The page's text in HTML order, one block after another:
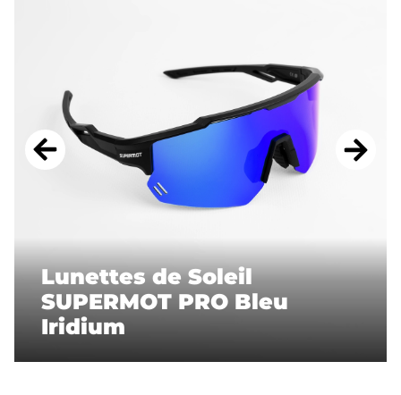
STICKERS
CADEAUX
Lunettes de Soleil
SUPERMOT PRO Bleu
Iridium